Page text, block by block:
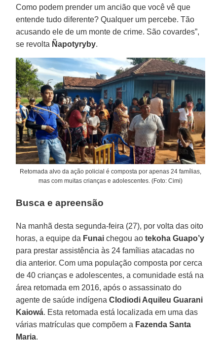
Como podem prender um ancião que você vê que
entende tudo diferente? Qualquer um percebe. Tão
acusando ele de um monte de crime. São covardes”,
se revolta Ñapotyryby.
Retomada alvo da ação policial é composta por apenas 24 famílias,
mas com muitas crianças e adolescentes. (Foto: Cimi)
Busca e apreensão
Na manhã desta segunda-feira (27), por volta das oito
horas, a equipe da Funai chegou ao tekoha Guapo’y
para prestar assistência às 24 famílias atacadas no
dia anterior. Com uma população composta por cerca
de 40 crianças e adolescentes, a comunidade está na
área retomada em 2016, após o assassinato do
agente de saúde indígenaClodiodi Aquileu Guarani
Kaiowá. Esta retomada está localizada em uma das
várias matrículas que compõem a Fazenda Santa
Maria.